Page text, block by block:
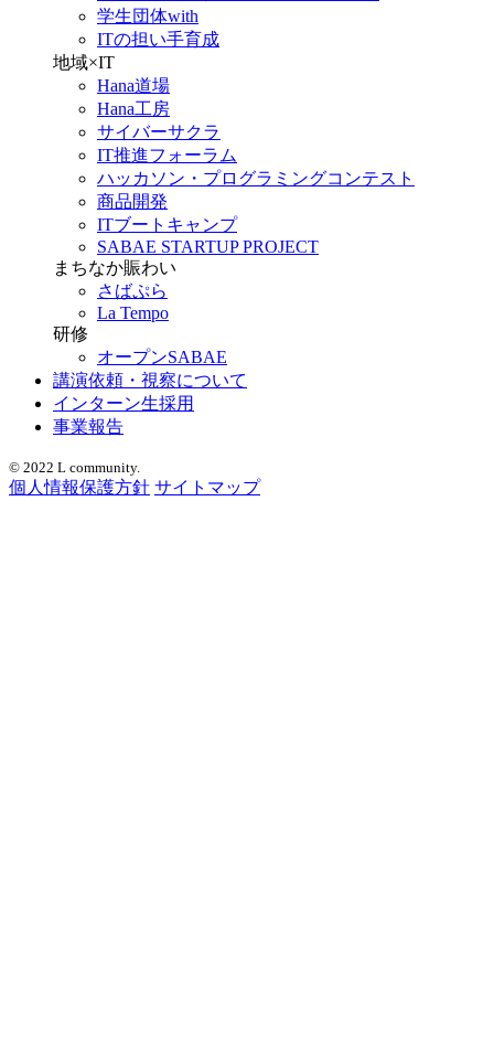
学生団体with
ITの担い手育成
地域×IT
Hana道場
Hana工房
サイバーサクラ
IT推進フォーラム
ハッカソン・プログラミングコンテスト
商品開発
ITブートキャンプ
SABAE STARTUP PROJECT
まちなか賑わい
さばぷら
La Tempo
研修
オープンSABAE
講演依頼・視察について
インターン生採用
事業報告
© 2022 L community.
個人情報保護方針 サイトマップ